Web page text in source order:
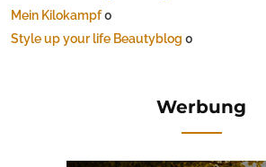
Mein Kilokampf0
Style up your life Beautyblog 0
Werbung